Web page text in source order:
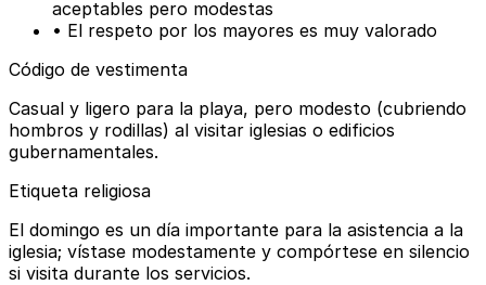
aceptables pero modestas
• El respeto por los mayores es muy valorado
Código de vestimenta
Casual y ligero para la playa, pero modesto (cubriendo
hombros y rodillas) al visitar iglesias o edificios
gubernamentales.
Etiqueta religiosa
El domingo es un día importante para la asistencia a la
iglesia; vístase modestamente y compórtese en silencio
si visita durante los servicios.